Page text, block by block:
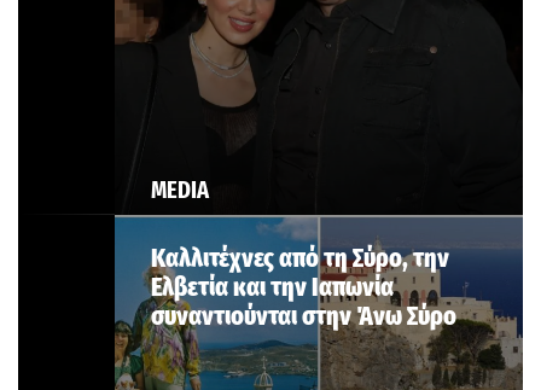
MEDIA
Καλλιτέχνες από τη Σύρο, την
Ελβετία και την Ιαπωνία
συναντιούνται στην Άνω Σύρο